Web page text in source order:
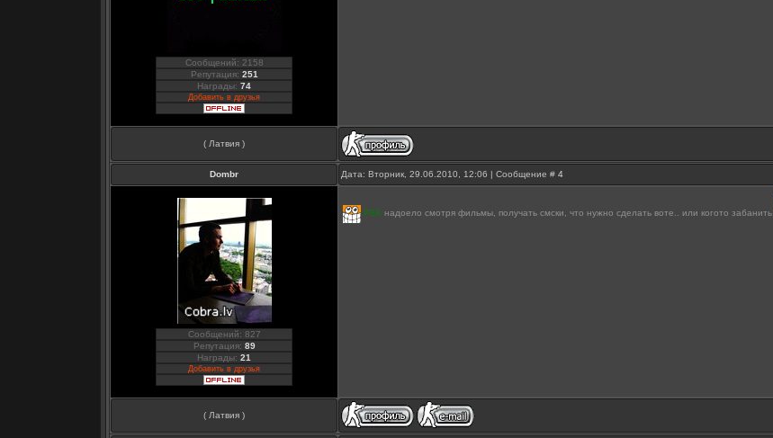
Сообщений: 2158
Репутация: 251
Награды: 74
Добавить в друзья
( Латвия )
Dombr Дата: Вторник, 29.06.2010, 12:06 | Сообщение # 4
Сообщений: 827
Репутация: 89
Награды: 21
Добавить в друзья
РЕК надоело смотря фильмы, получать смски, что нужно сделать воте.. или когото забанить
( Латвия )